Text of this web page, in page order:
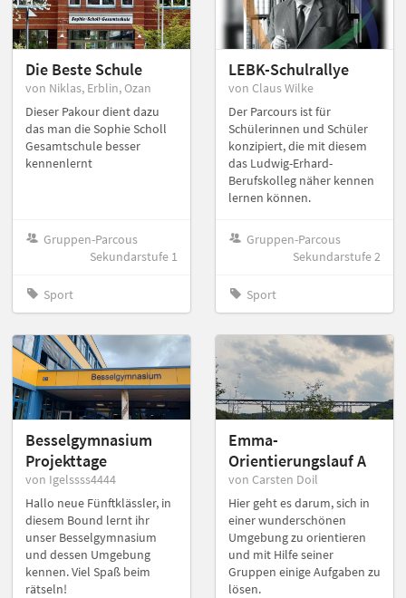
Die Beste Schule
von Niklas, Erblin, Ozan
Dieser Pakour dient dazu
das man die Sophie Scholl
Gesamtschule besser
kennenlernt
Gruppen-Parcous
Sekundarstufe 1
Sport
LEBK-Schulrallye
von Claus Wilke
Der Parcours ist für
Schülerinnen und Schüler
konzipiert, die mit diesem
das Ludwig-Erhard-
Berufskolleg näher kennen
lernen können.
Gruppen-Parcous
Sekundarstufe 2
Sport
Besselgymnasium
Projekttage
von Igelssss4444
Hallo neue Fünftklässler, in
diesem Bound lernt ihr
unser Besselgymnasium
und dessen Umgebung
kennen. Viel Spaß beim
rätseln!
Emma-
Orientierungslauf A
von Carsten Doil
Hier geht es darum, sich in
einer wunderschönen
Umgebung zu orientieren
und mit Hilfe seiner
Gruppen einige Aufgaben zu
lösen.